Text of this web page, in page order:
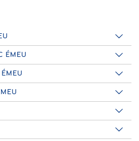
ÉMEU